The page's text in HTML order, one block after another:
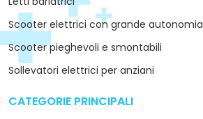
Scooter elettrici con grande autonomia
Scooter pieghevoli e smontabili
Sollevatori elettrici per anziani
CATEGORIE PRINCIPALI